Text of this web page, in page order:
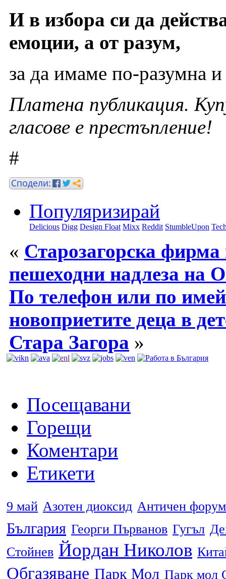
И в избора си да
емоции, а от разум,
за да имаме по-разумна и
Платена публикация.
гласове е престъпление!
#
Популяризирай
Delicious Digg Design Float Mixx Reddit StumbleUpon
« Старозагорска фирма
пешеходни надлеза на
По телефон или по
новоприетите деца в
Стара Загора »
Посещавани
Горещи
Коментари
Етикети
9 май Азотен диоксид Античен форум
България Георги Първанов Гугъл
Стойнев Йордан Николов
Обгазяване Парк Мол Парк мол